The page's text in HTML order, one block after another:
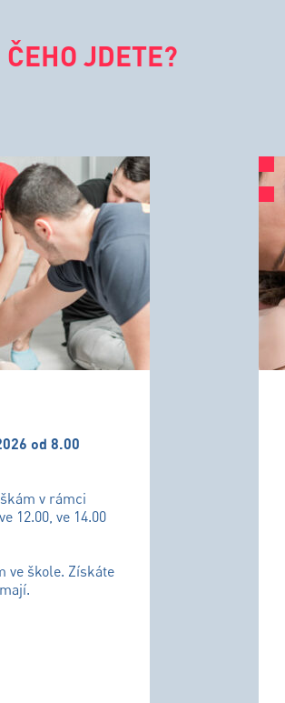
JDETE?
od 8.00
v rámci
12.00, ve 14.00
ve škole. Získáte